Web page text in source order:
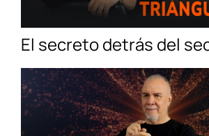
El secreto detrás del